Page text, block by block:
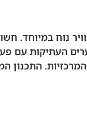
נוח במיוחד.
העתיקות עם
התכנון